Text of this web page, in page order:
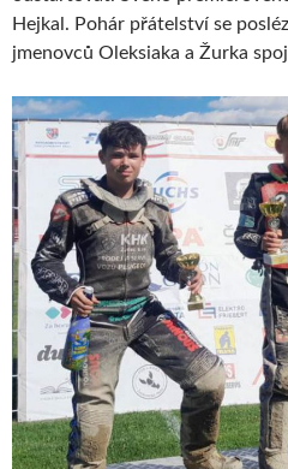
Hejkal. Pohár přátelství se
jmenovců Oleksiaka a Žurka